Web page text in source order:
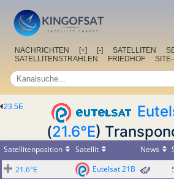
NACHRICHTEN [+] [-] SATELLITEN
SATELLITENSTRAHLEN
FRIEDHOF
23.5E
(21.6°E)
Satellitenposition Satellit News
21.6°E
Eutelsat 21B